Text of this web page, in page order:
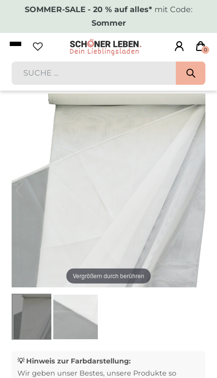
SOMMER-SALE - 20 % auf alles* mit Code:
Sommer
0
Vergrößern durch berühren
💡 Hinweis zur Farbdarstellung:
Wir geben unser Bestes, unsere Produkte so